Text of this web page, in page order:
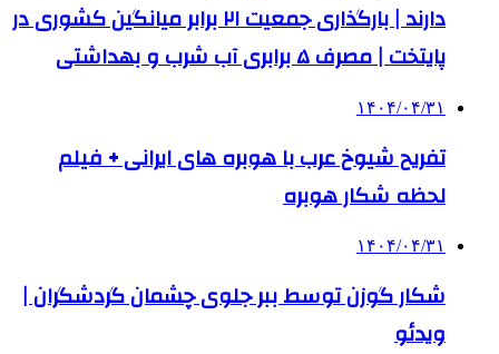
دارند | بارگذاری جمعیت ۲۱ برابر میانگین کشوری در
پایتخت | مصرف ۵ برابری آب شرب و بهداشتی
۱۴۰۴/۰۴/۳۱
تفریح شیوخ عرب با هوبره‌ های ایرانی + فیلم
لحظه شکار هوبره
۱۴۰۴/۰۴/۳۱
شکار گوزن توسط ببر جلوی چشمان گردشگران |
ویدئو